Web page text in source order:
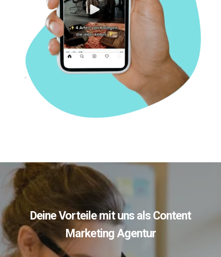
Deine Vorteile mit uns als Content
Marketing Agentur